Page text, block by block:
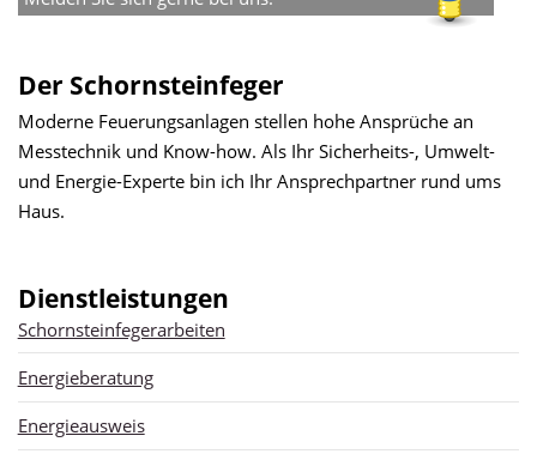
Der Schornsteinfeger
Moderne Feuerungsanlagen stellen hohe Ansprüche an
Messtechnik und Know-how. Als Ihr Sicherheits-, Umwelt-
und Energie-Experte bin ich Ihr Ansprechpartner rund ums
Haus.
Dienstleistungen
Schornsteinfegerarbeiten
Energieberatung
Energieausweis